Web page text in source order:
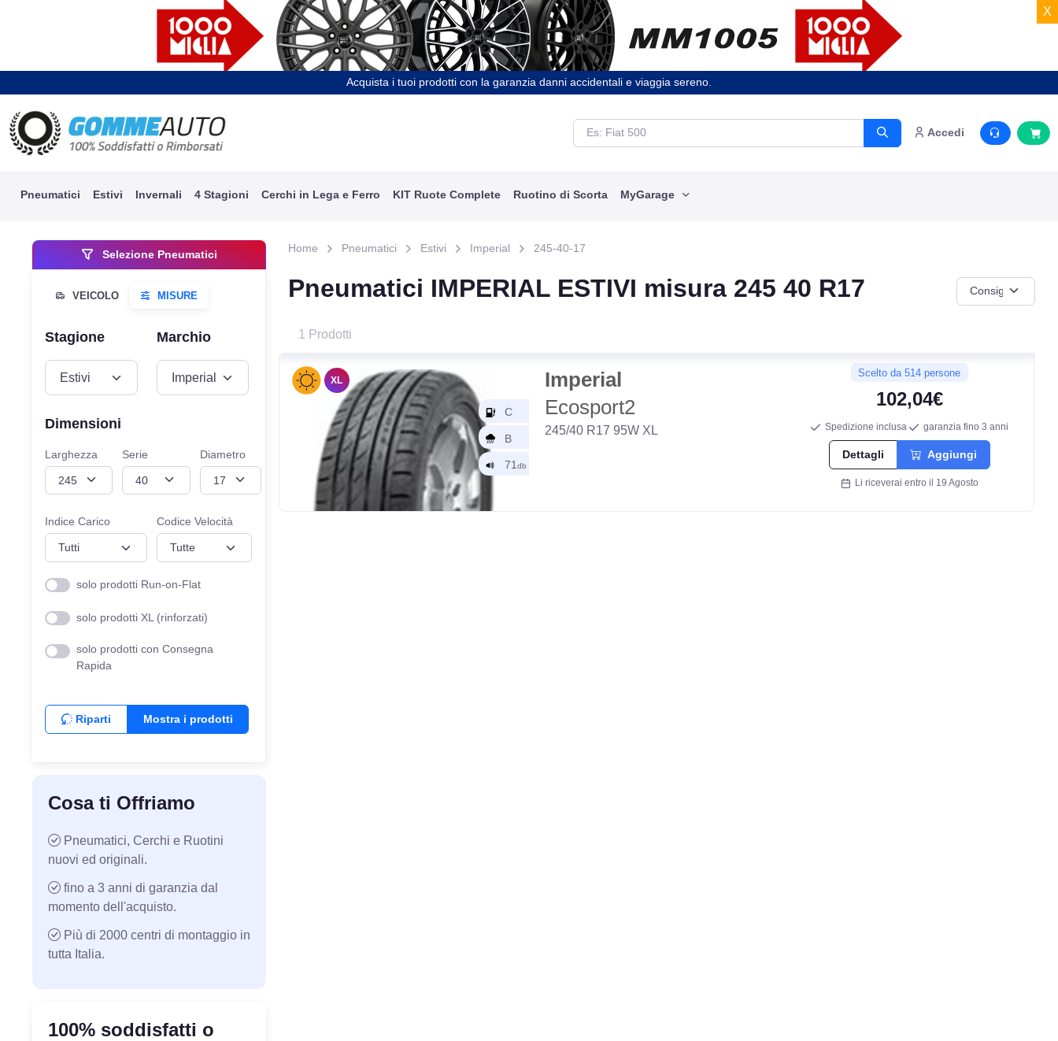
X
Acquista i tuoi prodotti con la garanzia danni accidentali e viaggia sereno.
Accedi
Pneumatici Estivi Invernali 4 Stagioni Cerchi in Lega e Ferro KIT Ruote Complete Ruotino di Scorta MyGarage
Selezione Pneumatici
VEICOLO MISURE
Stagione Marchio
Dimensioni
Larghezza Serie Diametro
Indice Carico Codice Velocità
solo prodotti Run-on-Flat
solo prodotti XL (rinforzati)
solo prodotti con Consegna
Rapida
Riparti Mostra i prodotti
Cosa ti Offriamo
Pneumatici, Cerchi e Ruotini
nuovi ed originali.
fino a 3 anni di garanzia dal
momento dell'acquisto.
Più di 2000 centri di montaggio in
tutta Italia.
100% soddisfatti o
Home Pneumatici Estivi Imperial 245-40-17
Pneumatici IMPERIAL ESTIVI misura 245 40 R17
1 Prodotti
XL
Imperial
Ecosport2
245/40 R17 95W XL
Scelto da 514 persone
102,04€
Spedizione inclusa garanzia fino 3 anni
Dettagli Aggiungi
Li riceverai entro il 19 Agosto